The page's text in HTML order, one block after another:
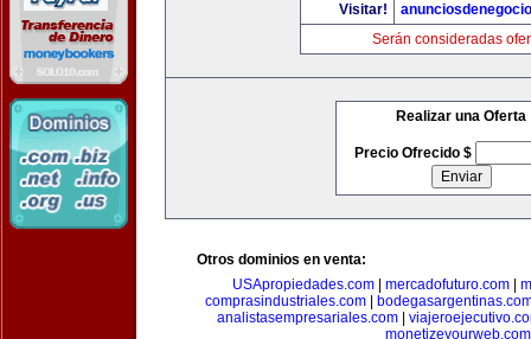
Visitar!
Serán consideradas
Realizar una Oferta
Precio Ofrecido $
Otros dominios en venta:
USApropiedades.com| mercadofuturo.com|
comprasindustriales.com
analistasempresariales.com
monetizeyourweb.com